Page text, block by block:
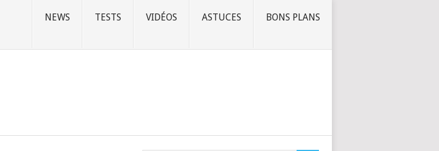
NEWS TESTS VIDÉOS ASTUCES BONS PLANS